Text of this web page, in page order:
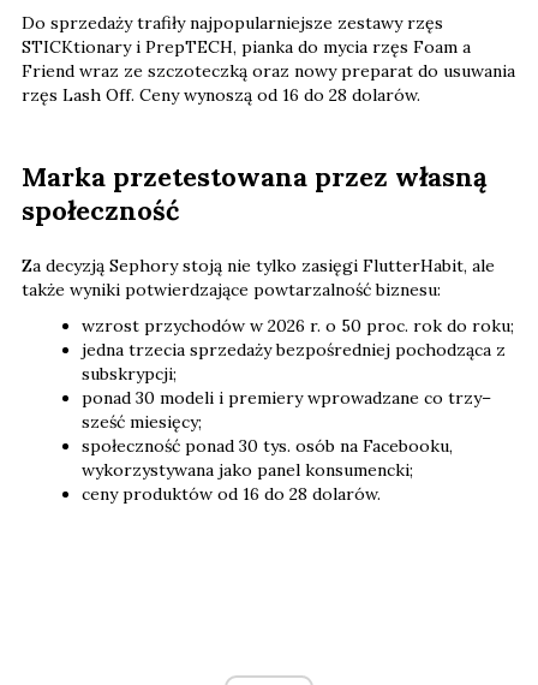
Do sprzedaży trafiły najpopularniejsze zestawy rzęs
STICKtionary i PrepTECH, pianka do mycia rzęs Foam a
Friend wraz ze szczoteczką oraz nowy preparat do usuwania
rzęs Lash Off. Ceny wynoszą od 16 do 28 dolarów.
Marka przetestowana przez własną
społeczność
Za decyzją Sephory stoją nie tylko zasięgi FlutterHabit, ale
także wyniki potwierdzające powtarzalność biznesu:
wzrost przychodów w 2026 r. o 50 proc. rok do roku;
jedna trzecia sprzedaży bezpośredniej pochodząca z
subskrypcji;
ponad 30 modeli i premiery wprowadzane co trzy–
sześć miesięcy;
społeczność ponad 30 tys. osób na Facebooku,
wykorzystywana jako panel konsumencki;
ceny produktów od 16 do 28 dolarów.